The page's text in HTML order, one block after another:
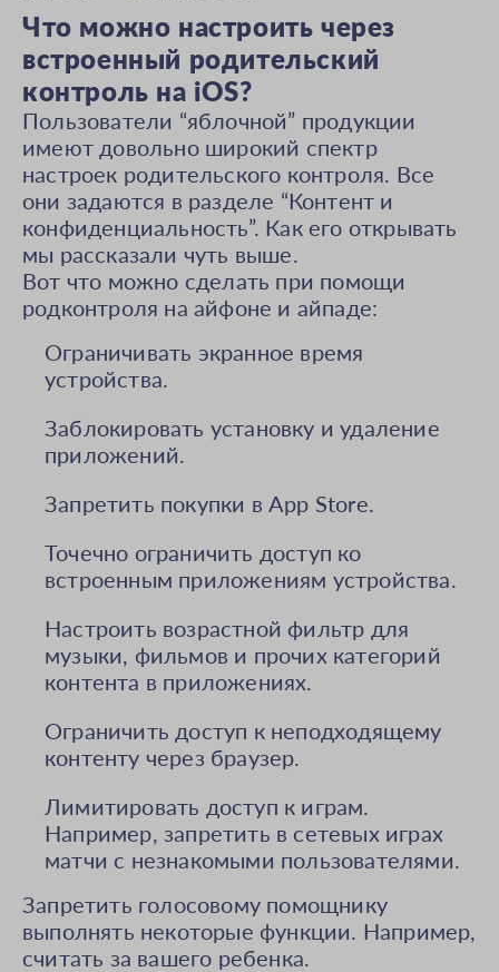
Что можно настроить через
встроенный родительский
контроль на iOS?
Пользователи “яблочной” продукции
имеют довольно широкий спектр
настроек родительского контроля. Все
они задаются в разделе “Контент и
конфиденциальность”. Как его открывать
мы рассказали чуть выше.
Вот что можно сделать при помощи
родконтроля на айфоне и айпаде:
Ограничивать экранное время
устройства.
Заблокировать установку и удаление
приложений.
Запретить покупки в App Store.
Точечно ограничить доступ ко
встроенным приложениям устройства.
Настроить возрастной фильтр для
музыки, фильмов и прочих категорий
контента в приложениях.
Ограничить доступ к неподходящему
контенту через браузер.
Лимитировать доступ к играм.
Например, запретить в сетевых играх
матчи с незнакомыми пользователями.
Запретить голосовому помощнику
выполнять некоторые функции. Например,
считать за вашего ребенка.